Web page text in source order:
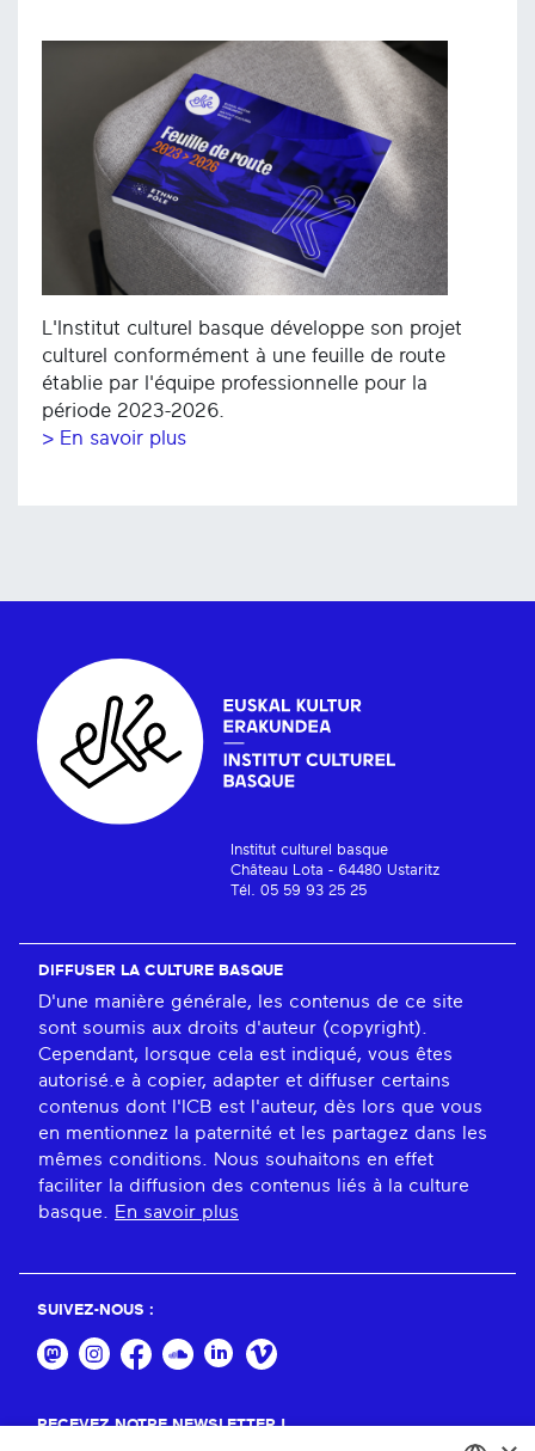
L'Institut culturel basque développe son projet
culturel conformément à une feuille de route
établie par l'équipe professionnelle pour la
période 2023-2026.
> En savoir plus
Institut culturel basque
Château Lota - 64480 Ustaritz
Tél. 05 59 93 25 25
DIFFUSER LA CULTURE BASQUE
D'une manière générale, les contenus de ce site
sont soumis aux droits d'auteur (copyright).
Cependant, lorsque cela est indiqué, vous êtes
autorisé.e à copier, adapter et diffuser certains
contenus dont l'ICB est l'auteur, dès lors que vous
en mentionnez la paternité et les partagez dans les
mêmes conditions. Nous souhaitons en effet
faciliter la diffusion des contenus liés à la culture
basque. En savoir plus
SUIVEZ-NOUS :
RECEVEZ NOTRE NEWSLETTER !